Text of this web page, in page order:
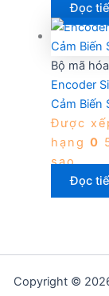
Đọc
Bộ mã
Encoder
Cảm Biến
Được
hạng 0
sao
Đọc
Copyright ©